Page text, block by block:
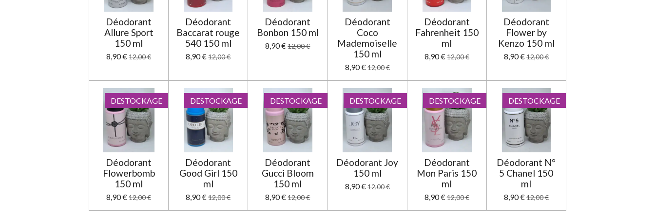
Déodorant
Allure Sport
150 ml
8,90 €12,00 €
Déodorant
Baccarat rouge
540 150 ml
8,90 €12,00 €
Déodorant
Bonbon 150 ml
8,90 € 12,00 €
Déodorant
Coco
Mademoiselle
150 ml
8,90 €12,00 €
Déodorant
Fahrenheit 150
ml
8,90 €12,00 €
Déodorant
Flower by
Kenzo 150 ml
8,90 €12,00 €
DESTOCKAGE
Déodorant
Flowerbomb
150 ml
8,90 €12,00 €
DESTOCKAGE
Déodorant
Good Girl 150
ml
8,90 €12,00 €
DESTOCKAGE
Déodorant
Gucci Bloom
150 ml
8,90 € 12,00 €
DESTOCKAGE
Déodorant Joy
150 ml
8,90 €12,00 €
DESTOCKAGE
Déodorant
Mon Paris 150
ml
8,90 €12,00 €
DESTOCKAGE
Déodorant N°
5 Chanel 150
ml
8,90 €12,00 €